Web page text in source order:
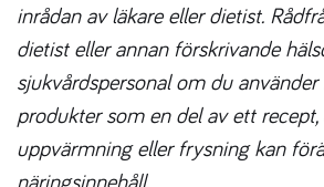
inrådan av läkare eller dietist.
dietist eller annan förskrivande
sjukvårdspersonal om du
produkter som en del av ett
uppvärmning eller frysning kan
näringsinnehåll.